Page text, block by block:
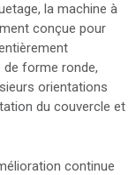
la machine à
conçue pour
forme ronde,
orientations
du couvercle et
continue